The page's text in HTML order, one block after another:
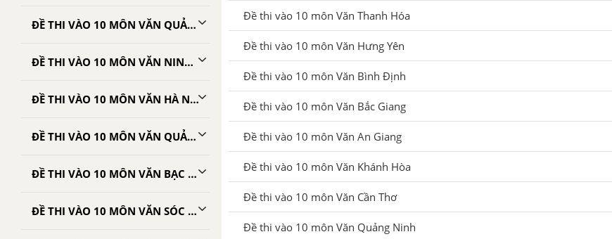
ĐỀ THI VÀO 10 MÔN VĂN QUẢNG BÌNH
ĐỀ THI VÀO 10 MÔN VĂN NINH BÌNH
ĐỀ THI VÀO 10 MÔN VĂN HÀ NAM
ĐỀ THI VÀO 10 MÔN VĂN QUẢNG TRỊ
ĐỀ THI VÀO 10 MÔN VĂN BẠC LIÊU
ĐỀ THI VÀO 10 MÔN VĂN SÓC TRĂNG
Đề thi vào 10 môn Văn Thanh Hóa
Đề thi vào 10 môn Văn Hưng Yên
Đề thi vào 10 môn Văn Bình Định
Đề thi vào 10 môn Văn Bắc Giang
Đề thi vào 10 môn Văn An Giang
Đề thi vào 10 môn Văn Khánh Hòa
Đề thi vào 10 môn Văn Cần Thơ
Đề thi vào 10 môn Văn Quảng Ninh